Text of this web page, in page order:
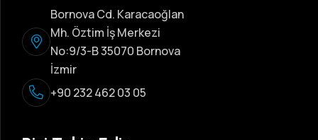
Bornova Cd. Karacaoğlan
Mh. Öztim İş Merkezi
No:9/3-B 35070 Bornova
İzmir
+90 232 462 03 05